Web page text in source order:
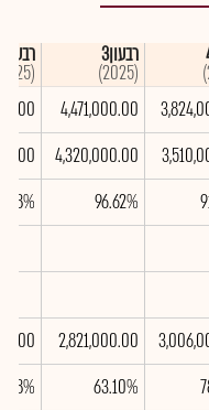
רבעון3
(2025)
רבעון2
(2025)
4,471,000.00
4,320,000.00
96.62%
2,821,000.00
63.10%